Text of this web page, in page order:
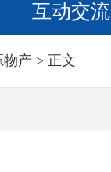
互动交流
物产 > 正文